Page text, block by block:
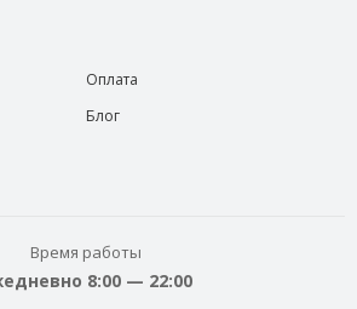
Оплата
Блог
Время работы
8:00 — 22:00